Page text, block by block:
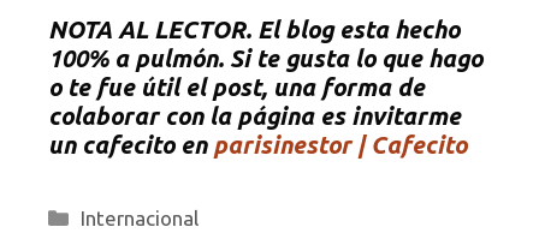
NOTA AL LECTOR. El blog esta hecho
100% a pulmón. Si te gusta lo que hago
o te fue útil el post, una forma de
colaborar con la página es invitarme
un cafecito en parisinestor | Cafecito
Categorías
Internacional